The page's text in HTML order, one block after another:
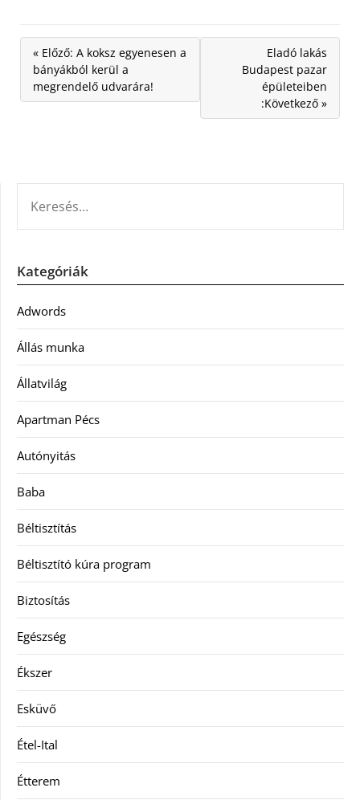
« Előző: A koksz egyenesen a
bányákból kerül a
megrendelő udvarára!
Eladó lakás
Budapest pazar
épületeiben
:Következő »
Kategóriák
Adwords
Állás munka
Állatvilág
Apartman Pécs
Autónyitás
Baba
Béltisztítás
Béltisztító kúra program
Biztosítás
Egészség
Ékszer
Esküvő
Étel-Ital
Étterem